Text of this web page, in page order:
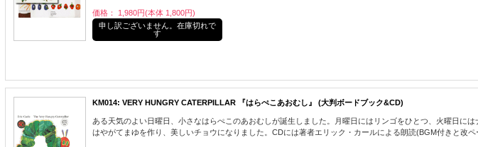
価格： 1,980円(本体 1,800円)
申し訳ございません。在庫切れで
す
KM014: VERY HUNGRY CATERPILLAR 『はらぺこあおむし』 (大判ボードブック&CD)
ある天気のよい日曜日、小さなはらぺこのあおむしが誕生しました。月曜日にはリンゴをひとつ、火曜日
はやがてまゆを作り、美しいチョウになりました。CDには著者エリック・カールによる朗読(BGM付きと改